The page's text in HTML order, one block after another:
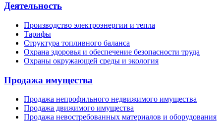
Деятельность
Производство электроэнергии и тепла
Тарифы
Структура топливного баланса
Охрана здоровья и обеспечение безопасности труда
Охраны окружающей среды и экология
Продажа имущества
Продажа непрофильного недвижимого имущества
Продажа движимого имущества
Продажа невостребованных материалов и оборудования